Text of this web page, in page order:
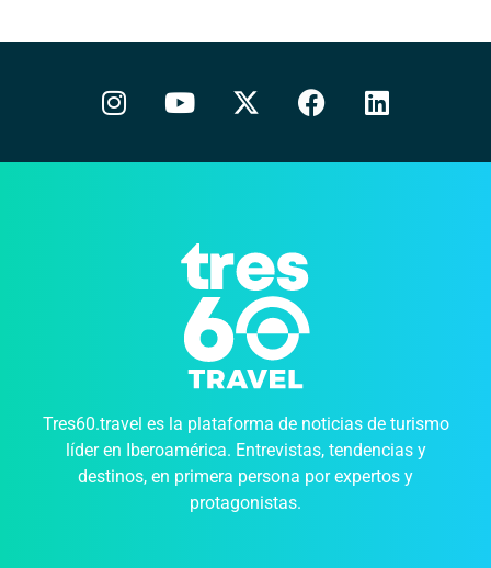
Tres60.travel es la plataforma de noticias de turismo
líder en Iberoamérica. Entrevistas, tendencias y
destinos, en primera persona por expertos y
protagonistas.